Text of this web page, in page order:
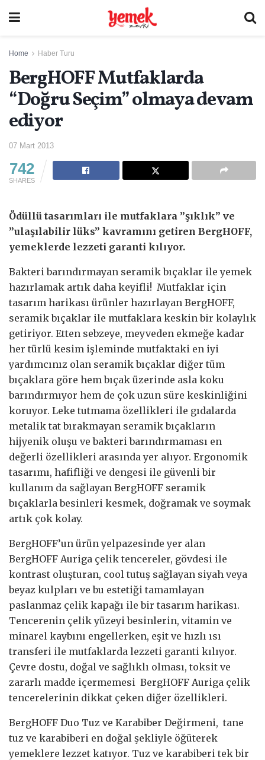
Home Haber Turu
BergHOFF Mutfaklarda
“Doğru Seçim” olmaya devam
ediyor
07 Mart 2013
742
SHARES
Ödüllü tasarımları ile mutfaklara ”şıklık” ve
”ulaşılabilir lüks” kavramını getiren BergHOFF,
yemeklerde lezzeti garanti kılıyor.
Bakteri barındırmayan seramik bıçaklar ile yemek
hazırlamak artık daha keyifli! Mutfaklar için
tasarım harikası ürünler hazırlayan BergHOFF,
seramik bıçaklar ile mutfaklara keskin bir kolaylık
getiriyor. Etten sebzeye, meyveden ekmeğe kadar
her türlü kesim işleminde mutfaktaki en iyi
yardımcınız olan seramik bıçaklar diğer tüm
bıçaklara göre hem bıçak üzerinde asla koku
barındırmıyor hem de çok uzun süre keskinliğini
koruyor. Leke tutmama özellikleri ile gıdalarda
metalik tat bırakmayan seramik bıçakların
hijyenik oluşu ve bakteri barındırmaması en
değerli özellikleri arasında yer alıyor. Ergonomik
tasarımı, hafifliği ve dengesi ile güvenli bir
kullanım da sağlayan BergHOFF seramik
bıçaklarla besinleri kesmek, doğramak ve soymak
artık çok kolay.
BergHOFF’un ürün yelpazesinde yer alan
BergHOFF Auriga çelik tencereler, gövdesi ile
kontrast oluşturan, cool tutuş sağlayan siyah veya
beyaz kulpları ve bu estetiği tamamlayan
paslanmaz çelik kapağı ile bir tasarım harikası.
Tencerenin çelik yüzeyi besinlerin, vitamin ve
minarel kaybını engellerken, eşit ve hızlı ısı
transferi ile mutfaklarda lezzeti garanti kılıyor.
Çevre dostu, doğal ve sağlıklı olması, toksit ve
zararlı madde içermemesi BergHOFF Auriga çelik
tencerelerinin dikkat çeken diğer özellikleri.
BergHOFF Duo Tuz ve Karabiber Değirmeni, tane
tuz ve karabiberi en doğal şekliyle öğüterek
yemeklere lezzet katıyor. Tuz ve karabiberi tek bir